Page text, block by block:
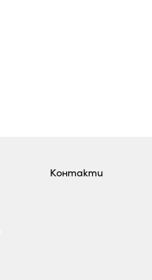
Контакти